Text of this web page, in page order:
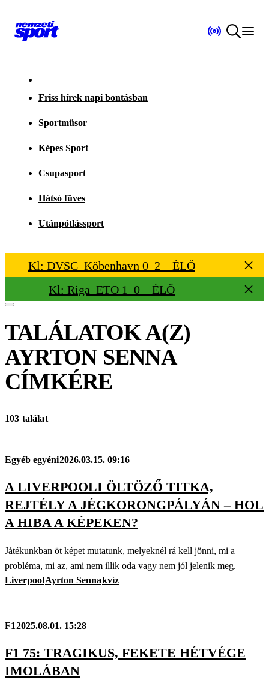
Friss hírek napi bontásban
Sportműsor
Képes Sport
Csupasport
Hátsó füves
Utánpótlássport
Kl: DVSC–Köbenhavn 0–2 – ÉLŐ
Kl: Riga–ETO 1–0 – ÉLŐ
TALÁLATOK A(Z)
AYRTON SENNA
CÍMKÉRE
103 találat
Egyéb egyéni2026.03.15. 09:16
A LIVERPOOLI ÖLTÖZŐ TITKA,
REJTÉLY A JÉGKORONGPÁLYÁN – HOL
A HIBA A KÉPEKEN?
Játékunkban öt képet mutatunk, melyeknél rá kell jönni, mi a
probléma, mi az, ami nem illik oda vagy nem jól jelenik meg.
LiverpoolAyrton Sennakvíz
F12025.08.01. 15:28
F1 75: TRAGIKUS, FEKETE HÉTVÉGE
IMOLÁBAN